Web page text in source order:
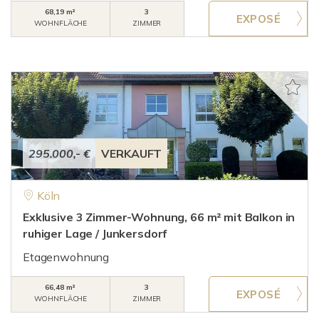
68,19 m²
WOHNFLÄCHE
3
ZIMMER
295.000,- € VERKAUFT
Köln
Exklusive 3 Zimmer-Wohnung, 66 m² mit Balkon in
ruhiger Lage / Junkersdorf
Etagenwohnung
66,48 m²
WOHNFLÄCHE
3
ZIMMER